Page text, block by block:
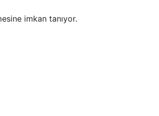
imkan tanıyor.